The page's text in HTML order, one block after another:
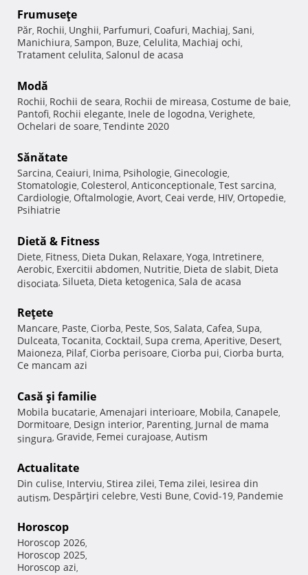
Frumuseţe
Păr, Rochii, Unghii, Parfumuri, Coafuri, Machiaj, Sani,
Manichiura, Sampon, Buze, Celulita, Machiaj ochi,
Tratament celulita, Salonul de acasa
Modă
Rochii, Rochii de seara, Rochii de mireasa, Costume de baie,
Pantofi, Rochii elegante, Inele de logodna, Verighete,
Ochelari de soare, Tendinte 2020
Sănătate
Sarcina, Ceaiuri, Inima, Psihologie, Ginecologie,
Stomatologie, Colesterol, Anticonceptionale, Test sarcina,
Cardiologie, Oftalmologie, Avort, Ceai verde, HIV, Ortopedie,
Psihiatrie
Dietă & Fitness
Diete, Fitness, Dieta Dukan, Relaxare, Yoga, Intretinere,
Aerobic, Exercitii abdomen, Nutritie, Dieta de slabit, Dieta
disociata, Silueta, Dieta ketogenica, Sala de acasa
Reţete
Mancare, Paste, Ciorba, Peste, Sos, Salata, Cafea, Supa,
Dulceata, Tocanita, Cocktail, Supa crema, Aperitive, Desert,
Maioneza, Pilaf, Ciorba perisoare, Ciorba pui, Ciorba burta,
Ce mancam azi
Casă şi familie
Mobila bucatarie, Amenajari interioare, Mobila, Canapele,
Dormitoare, Design interior, Parenting, Jurnal de mama
singura, Gravide, Femei curajoase, Autism
Actualitate
Din culise, Interviu, Stirea zilei, Tema zilei, Iesirea din
autism, Despărţiri celebre, Vesti Bune, Covid-19, Pandemie
Horoscop
Horoscop 2026,
Horoscop 2025,
Horoscop azi,